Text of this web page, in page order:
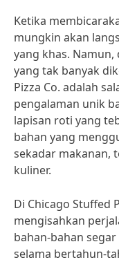
Ketika
mungkin akan
yang khas. Namun,
yang tak banyak
Pizza Co. adalah
pengalaman unik
lapisan roti yang
bahan yang
sekadar makanan,
kuliner.
Di Chicago Stuffed
mengisahkan
bahan-bahan
selama bertahun-